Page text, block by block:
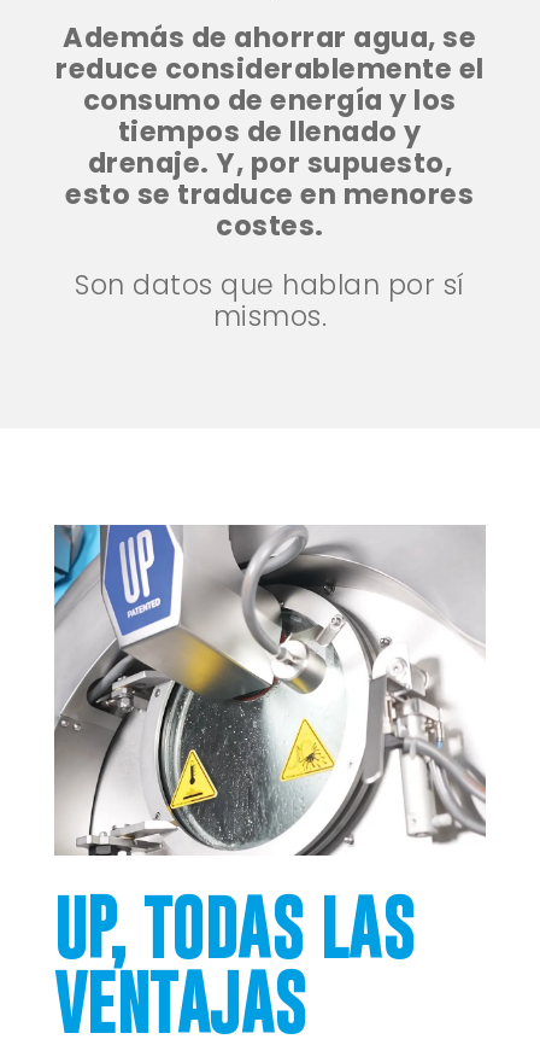
Además de ahorrar agua, se
reduce considerablemente el
consumo de energía y los
tiempos de llenado y
drenaje. Y, por supuesto,
esto se traduce en menores
costes.
Son datos que hablan por sí
mismos.
UP, TODAS LAS
VENTAJAS